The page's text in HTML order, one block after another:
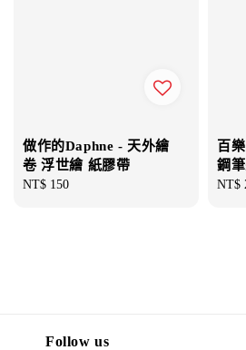
做作的Daphne - 天外繪
卷 浮世繪 紙膠帶
Regular
NT$ 150
百
鋼
Sale
NT$
Follow us